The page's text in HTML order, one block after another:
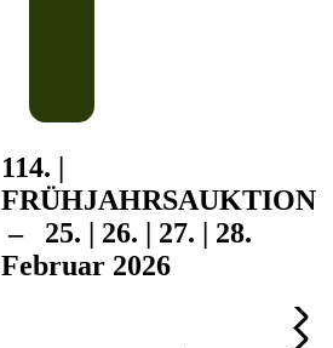
114. |
FRÜHJAHRSAUKTION
– 25. | 26. | 27. | 28.
Februar 2026